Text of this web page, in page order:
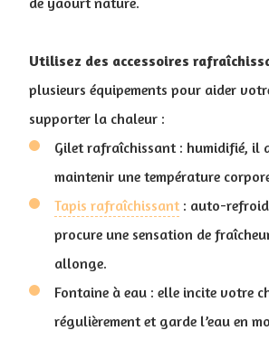
Utilisez des accessoires
plusieurs équipements pour aider
supporter la chaleur :
Gilet rafraîchissant : humidifié, il
maintenir une température
Tapis rafraîchissant : auto-
procure une sensation de
allonge.
Fontaine à eau : elle incite votre
régulièrement et garde l’eau en